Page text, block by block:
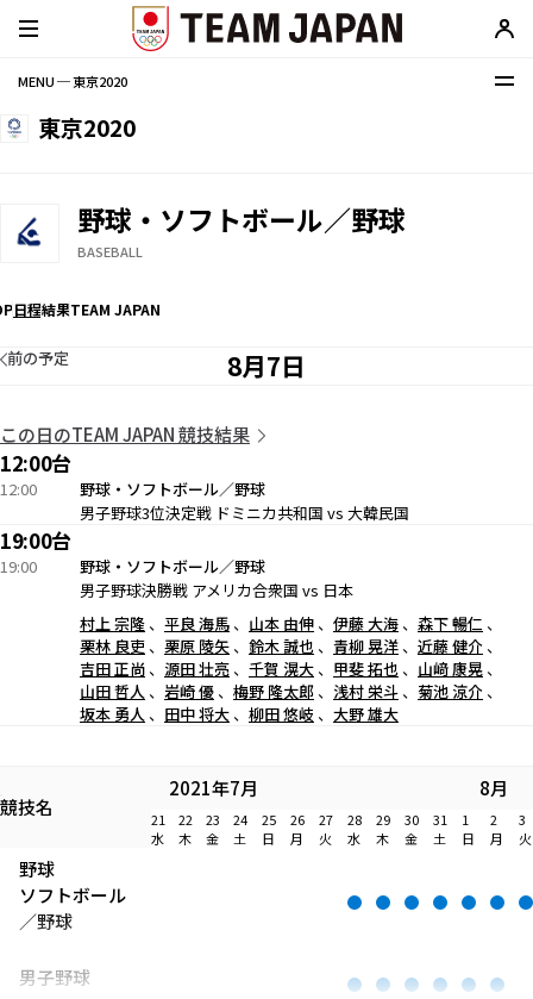
MENU ─ 東京2020
東京2020
野球・ソフトボール／野球
BASEBALL
日程結果TEAM JAPAN
8月7日
前の予定
この日のTEAM JAPAN 競技結果
12:00台
12:00
野球・ソフトボール／野球
男子野球3位決定戦 ドミニカ共和国 vs 大韓民国
19:00台
19:00
野球・ソフトボール／野球
男子野球決勝戦 アメリカ合衆国 vs 日本
村上 宗隆
平良 海馬 山本 由伸 伊藤 大海
森下 暢仁
栗林 良吏
栗原 陵矢 鈴木 誠也 青柳 晃洋
近藤 健介
吉田 正尚
源田 壮亮 千賀 滉大 甲斐 拓也
山﨑 康晃
山田 哲人
岩崎 優 梅野 隆太郎 浅村 栄斗
菊池 涼介
坂本 勇人
田中 将大 柳田 悠岐 大野 雄大
競技名
2021年7月 8月
21 22 23 24 25 26 27 28 29 30 31 1 2
3
水
木 金 土 日 月 火 水 木 金 土 日 月 火
野球
ソフトボール
／野球
男子野球